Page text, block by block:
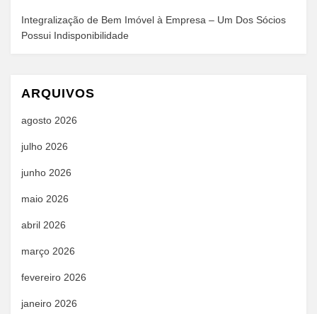
Integralização de Bem Imóvel à Empresa – Um Dos Sócios
Possui Indisponibilidade
ARQUIVOS
agosto 2026
julho 2026
junho 2026
maio 2026
abril 2026
março 2026
fevereiro 2026
janeiro 2026